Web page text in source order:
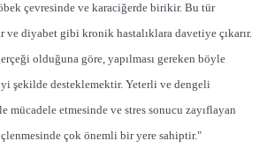
çevresinde ve karaciğerde birikir. Bu tür
ve diyabet gibi kronik hastalıklara davetiye çıkarır.
olduğuna göre, yapılması gereken böyle
şekilde desteklemektir. Yeterli ve dengeli
mücadele etmesinde ve stres sonucu zayıflayan
çok önemli bir yere sahiptir."